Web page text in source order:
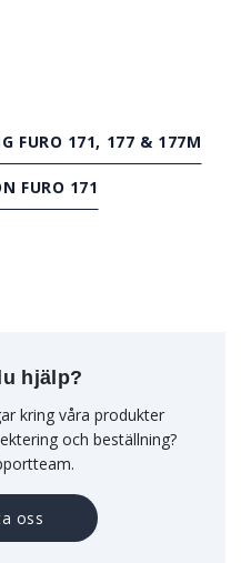
FURO 171, 177 & 177M
FURO 171
hjälp?
kring våra produkter
och beställning?
oss